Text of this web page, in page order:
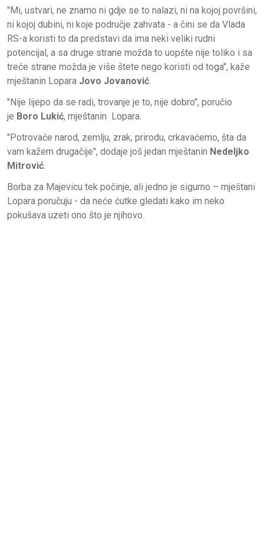
"Mi, ustvari, ne znamo ni gdje se to nalazi, ni na kojoj površini,
ni kojoj dubini, ni koje područje zahvata - a čini se da Vlada
RS-a koristi to da predstavi da ima neki veliki rudni
potencijal, a sa druge strane možda to uopšte nije toliko i sa
treće strane možda je više štete nego koristi od toga", kaže
mještanin Lopara Jovo Jovanović.
"Nije lijepo da se radi, trovanje je to, nije dobro", poručio
je Boro Lukić, mještanin Lopara.
"Potrovaće narod, zemlju, zrak, prirodu, crkavaćemo, šta da
vam kažem drugačije", dodaje još jedan mještanin Nedeljko
Mitrović.
Borba za Majevicu tek počinje, ali jedno je sigurno – mještani
Lopara poručuju - da neće ćutke gledati kako im neko
pokušava uzeti ono što je njihovo.